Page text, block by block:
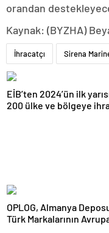
orandan
Kaynak: (BYZHA)
İhracatçı Sirena
EİB’ten 2024’ün ilk
200 ülke ve bölgeye
OPLOG, Almanya
Türk Markalarının